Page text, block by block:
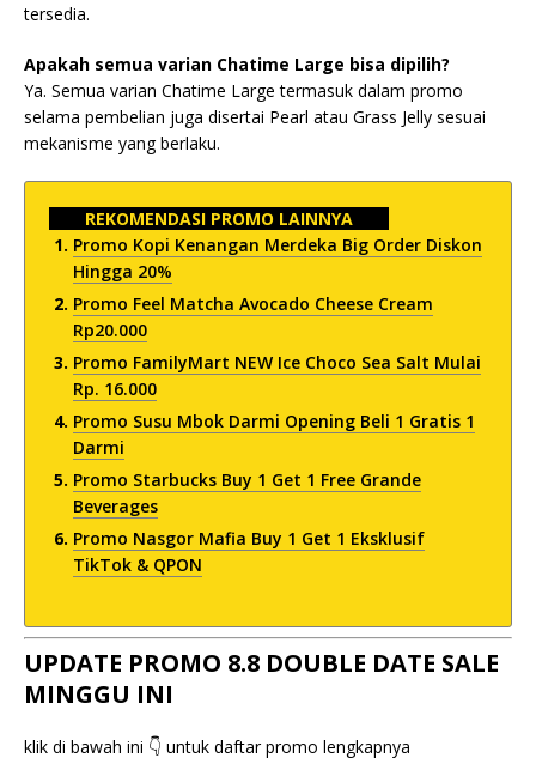
tersedia.
Apakah semua varian Chatime Large bisa dipilih?
Ya. Semua varian Chatime Large termasuk dalam promo
selama pembelian juga disertai Pearl atau Grass Jelly sesuai
mekanisme yang berlaku.
REKOMENDASI PROMO LAINNYA
Promo Kopi Kenangan Merdeka Big Order Diskon
Hingga 20%
Promo Feel Matcha Avocado Cheese Cream
Rp20.000
Promo FamilyMart NEW Ice Choco Sea Salt Mulai
Rp. 16.000
Promo Susu Mbok Darmi Opening Beli 1 Gratis 1
Darmi
Promo Starbucks Buy 1 Get 1 Free Grande
Beverages
Promo Nasgor Mafia Buy 1 Get 1 Eksklusif
TikTok & QPON
UPDATE PROMO 8.8 DOUBLE DATE SALE
MINGGU INI
klik di bawah ini 👇 untuk daftar promo lengkapnya